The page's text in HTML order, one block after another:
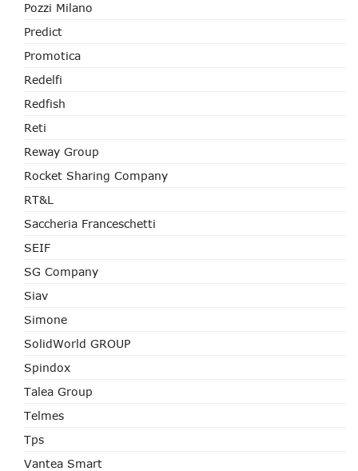
Pozzi Milano
Predict
Promotica
Redelfi
Redfish
Reti
Reway Group
Rocket Sharing Company
RT&L
Saccheria Franceschetti
SEIF
SG Company
Siav
Simone
SolidWorld GROUP
Spindox
Talea Group
Telmes
Tps
Vantea Smart